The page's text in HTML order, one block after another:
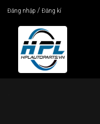
Đăng nhập / Đăng kí